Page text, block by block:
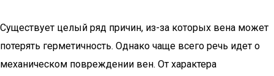
Существует целый ряд причин, из-за которых вена может
потерять герметичность. Однако чаще всего речь идет о
механическом повреждении вен. От характера